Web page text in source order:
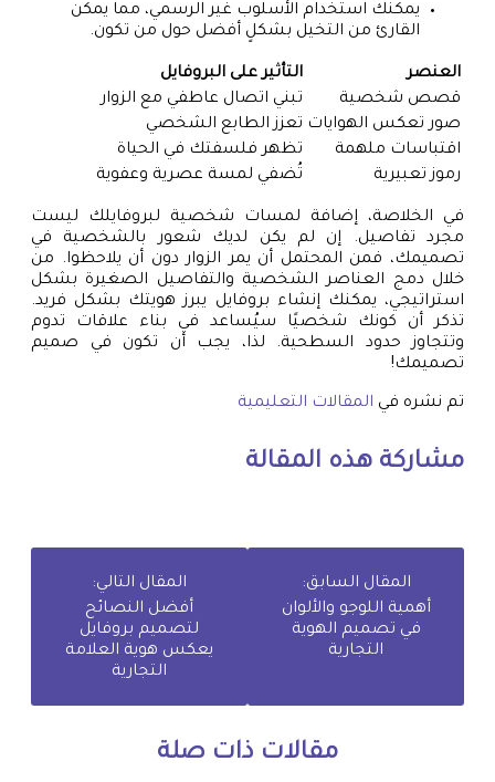
يمكنك استخدام الأسلوب غير الرسمي، مما يمكن
القارئ من التخيل بشكلٍ أفضل حول من تكون.
العنصر
التأثير على البروفايل
قصص شخصية
تبني اتصال عاطفي مع الزوار
صور تعكس الهوايات تعزز الطابع الشخصي
اقتباسات ملهمة
تظهر فلسفتك في الحياة
رموز تعبيرية
تُضفي لمسة عصرية وعفوية
في الخلاصة، إضافة لمسات شخصية لبروفايلك ليست
مجرد تفاصيل. إن لم يكن لديك شعور بالشخصية في
تصميمك، فمن المحتمل أن يمر الزوار دون أن يلاحظوا. من
خلال دمج العناصر الشخصية والتفاصيل الصغيرة بشكل
استراتيجي، يمكنك إنشاء بروفايل يبرز هويتك بشكل فريد.
تذكر أن كونك شخصيًا سيُساعد في بناء علاقات تدوم
وتتجاوز حدود السطحية. لذا، يجب أن تكون في صميم
تصميمك!
تم نشره في المقالات التعليمية
مشاركة هذه المقالة
المقال السابق:
أهمية اللوجو والألوان
في تصميم الهوية
التجارية
المقال التالي:
أفضل النصائح
لتصميم بروفايل
يعكس هوية العلامة
التجارية
مقالات ذات صلة